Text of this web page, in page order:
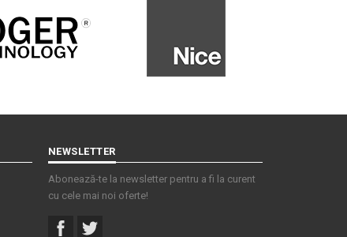
NEWSLETTER
Abonează-te la newsletter pentru a fi la curent
cu cele mai noi oferte!